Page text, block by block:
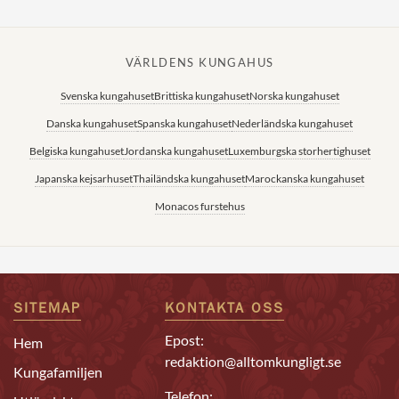
VÄRLDENS KUNGAHUS
Svenska kungahusetBrittiska kungahusetNorska kungahuset
Danska kungahusetSpanska kungahusetNederländska kungahuset
Belgiska kungahusetJordanska kungahusetLuxemburgska storhertighuset
Japanska kejsarhusetThailändska kungahusetMarockanska kungahuset
Monacos furstehus
SITEMAP
Hem
Kungafamiljen
KONTAKTA OSS
Epost:
redaktion@alltomkungligt.se